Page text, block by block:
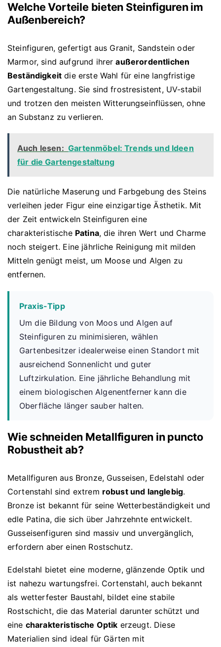
Welche Vorteile bieten Steinfiguren im
Außenbereich?
Steinfiguren, gefertigt aus Granit, Sandstein oder
Marmor, sind aufgrund ihreraußerordentlichen
Beständigkeit die erste Wahl für eine langfristige
Gartengestaltung. Sie sind frostresistent, UV-stabil
und trotzen den meisten Witterungseinflüssen, ohne
an Substanz zu verlieren.
Auch lesen: Gartenmöbel: Trends und Ideen
für die Gartengestaltung
Die natürliche Maserung und Farbgebung des Steins
verleihen jeder Figur eine einzigartige Ästhetik. Mit
der Zeit entwickeln Steinfiguren eine
charakteristische Patina, die ihren Wert und Charme
noch steigert. Eine jährliche Reinigung mit milden
Mitteln genügt meist, um Moose und Algen zu
entfernen.
Praxis-Tipp
Um die Bildung von Moos und Algen auf
Steinfiguren zu minimisieren, wählen
Gartenbesitzer idealerweise einen Standort mit
ausreichend Sonnenlicht und guter
Luftzirkulation. Eine jährliche Behandlung mit
einem biologischen Algenentferner kann die
Oberfläche länger sauber halten.
Wie schneiden Metallfiguren in puncto
Robustheit ab?
Metallfiguren aus Bronze, Gusseisen, Edelstahl oder
Cortenstahl sind extrem robust und langlebig.
Bronze ist bekannt für seine Wetterbeständigkeit und
edle Patina, die sich über Jahrzehnte entwickelt.
Gusseisenfiguren sind massiv und unvergänglich,
erfordern aber einen Rostschutz.
Edelstahl bietet eine moderne, glänzende Optik und
ist nahezu wartungsfrei. Cortenstahl, auch bekannt
als wetterfester Baustahl, bildet eine stabile
Rostschicht, die das Material darunter schützt und
eine charakteristische Optik erzeugt. Diese
Materialien sind ideal für Gärten mit